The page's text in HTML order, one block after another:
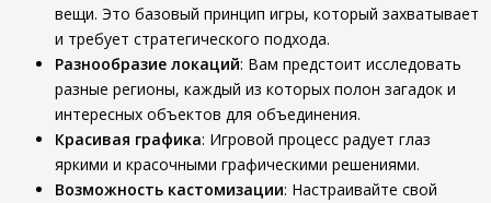
вещи. Это базовый принцип игры, который захватывает
и требует стратегического подхода.
Разнообразие локаций: Вам предстоит исследовать
разные регионы, каждый из которых полон загадок и
интересных объектов для объединения.
Красивая графика: Игровой процесс радует глаз
яркими и красочными графическими решениями.
Возможность кастомизации: Настраивайте свой